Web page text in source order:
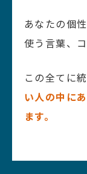
あなたの個
使う言葉、
この全てに
い人の中に
ます。